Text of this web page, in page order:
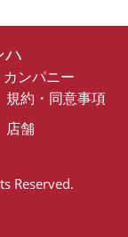
ハ
ンパニー
規約・同意事項
店舗
Reserved.